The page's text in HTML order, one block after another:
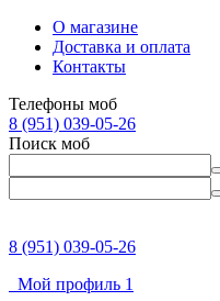
О магазине
Доставка и оплата
Контакты
Телефоны моб
8 (951) 039-05-26
Поиск моб
8 (951) 039-05-26
Мой профиль 1